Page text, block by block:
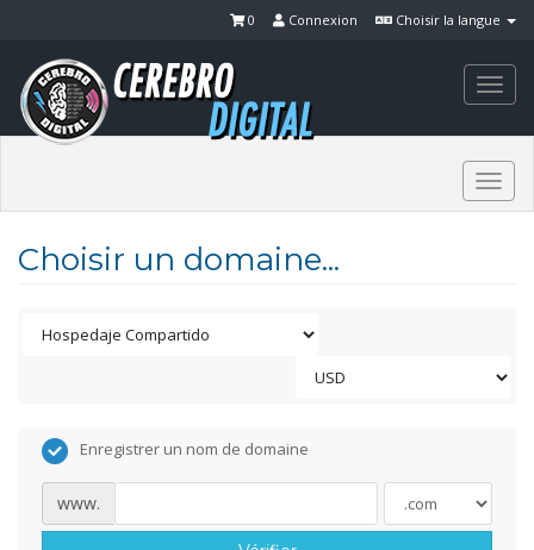
Choisir la langue
Connexion
0
Choisir un domaine...
Enregistrer un nom de domaine
www.